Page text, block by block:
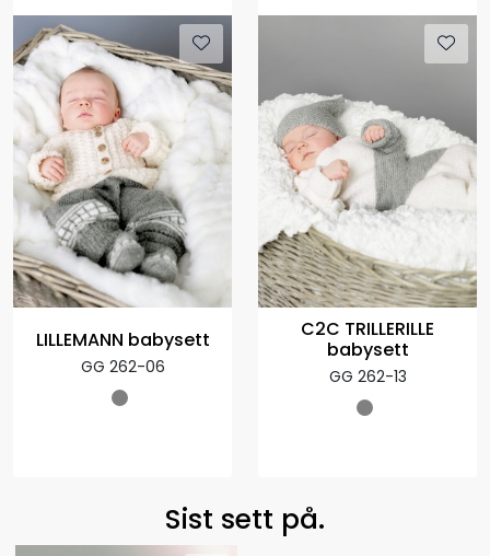
LILLEMANN babysett
GG 262-06
C2C TRILLERILLE
babysett
GG 262-13
Sist sett på.